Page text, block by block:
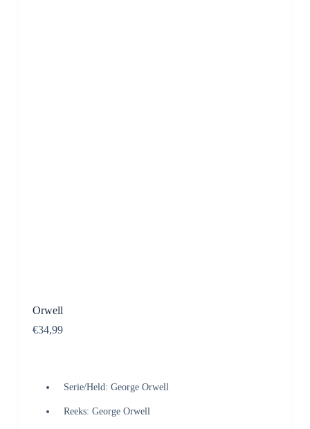
Orwell
€34,99
Serie/Held: George Orwell
Reeks: George Orwell